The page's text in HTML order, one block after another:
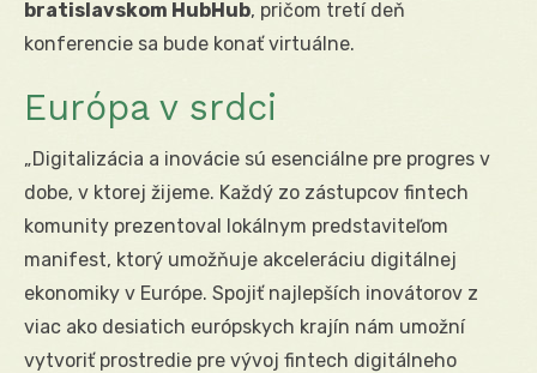
bratislavskom HubHub, pričom tretí deň
konferencie sa bude konať virtuálne.
Európa v srdci
„Digitalizácia a inovácie sú esenciálne pre progres v
dobe, v ktorej žijeme. Každý zo zástupcov fintech
komunity prezentoval lokálnym predstaviteľom
manifest, ktorý umožňuje akceleráciu digitálnej
ekonomiky v Európe. Spojiť najlepších inovátorov z
viac ako desiatich európskych krajín nám umožní
vytvoriť prostredie pre vývoj fintech digitálneho